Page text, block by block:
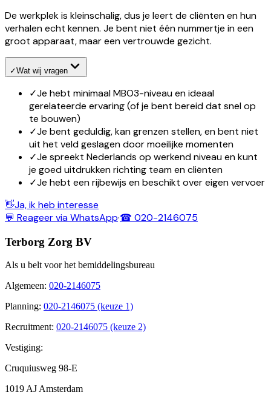
De werkplek is kleinschalig, dus je leert de cliënten en hun
verhalen echt kennen. Je bent niet één nummertje in een
groot apparaat, maar een vertrouwde gezicht.
✓Wat wij vragen
✓Je hebt minimaal MBO3-niveau en ideaal
gerelateerde ervaring (of je bent bereid dat snel op
te bouwen)
✓Je bent geduldig, kan grenzen stellen, en bent niet
uit het veld geslagen door moeilijke momenten
✓Je spreekt Nederlands op werkend niveau en kunt
je goed uitdrukken richting team en cliënten
✓Je hebt een rijbewijs en beschikt over eigen vervoer
👋Ja, ik heb interesse
💬 Reageer via WhatsApp·☎ 020-2146075
Terborg Zorg BV
Als u belt voor het bemiddelingsbureau
Algemeen: 020-2146075
Planning: 020-2146075 (keuze 1)
Recruitment: 020-2146075 (keuze 2)
Vestiging:
Cruquiusweg 98-E
1019 AJ Amsterdam